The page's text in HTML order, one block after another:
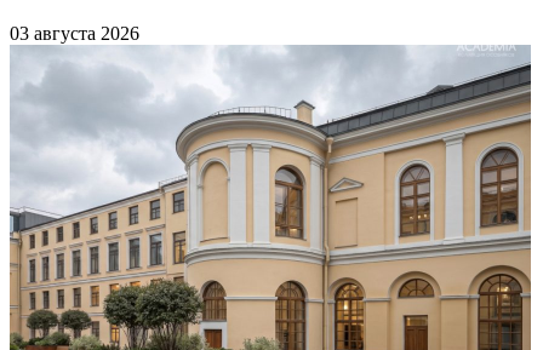
03 августа 2026